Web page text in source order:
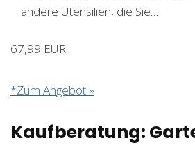
andere Utensilien, die Sie…
67,99 EUR
*Zum Angebot »
Kaufberatung: